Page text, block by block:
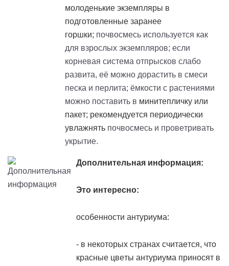
молоденькие экземпляры в
подготовленные заранее
горшки; почвосмесь используется как
для взрослых экземпляров; если
корневая система отпрысков слабо
развита, её можно дорастить в смеси
песка и перлита; ёмкости с растениями
можно поставить в минитепличку или
пакет; рекомендуется периодически
увлажнять почвосмесь и проветривать
укрытие.
Дополнительная информация:
Это интересно:
особенности антуриума:
- в некоторых странах считается, что
красные цветы антуриума приносят в